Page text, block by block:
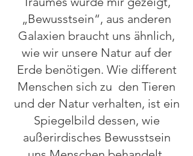
„Bewusstsein“, aus anderen
Galaxien braucht uns ähnlich,
wie wir unsere Natur auf der
Erde benötigen. Wie different
Menschen sich zu den Tieren
und der Natur verhalten, ist ein
Spiegelbild dessen, wie
außerirdisches Bewusstsein